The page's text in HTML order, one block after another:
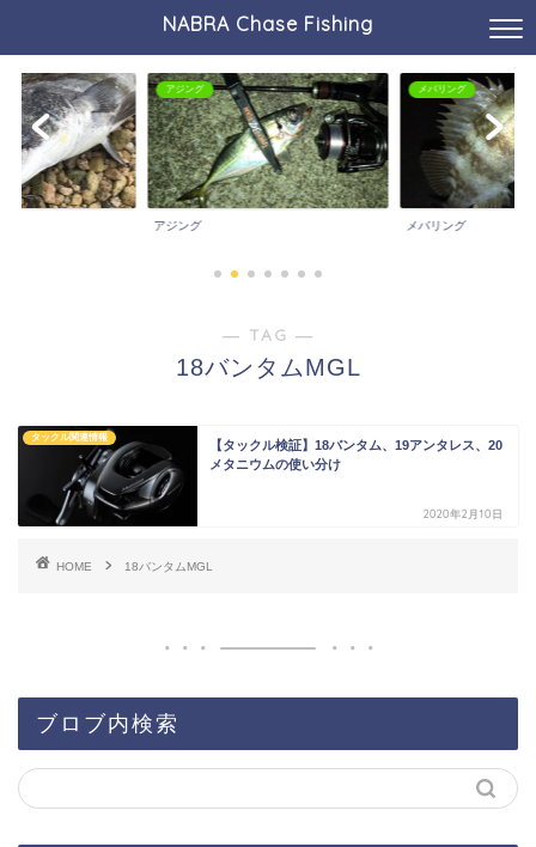
NABRA Chase Fishing
アジング
アジング
メバリング
メバリング
― TAG ―
18バンタムMGL
タックル関連情報
【タックル検証】18バンタム、19アンタレス、20
メタニウムの使い分け
2020年2月10日
HOME 18バンタムMGL
ブロブ内検索